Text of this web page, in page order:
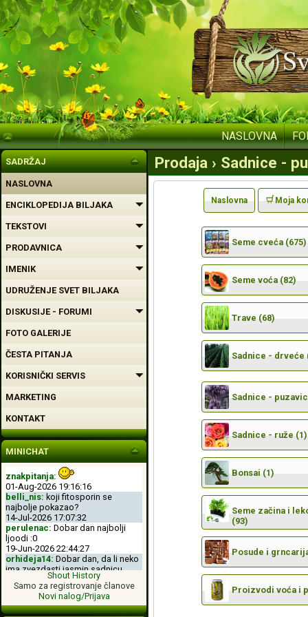
NASLOVNA
SADRŽAJ
NASLOVNA
ENCIKLOPEDIJA BILJAKA
TEKSTOVI
PRODAVNICA
IMENIK
UDRUŽENJE SVET BILJAKA
DISKUSIJE - FORUMI
FOTO GALERIJE
ČESTA PITANJA
KORISNIČKI SERVIS
MARKETING
KONTAKT
MINICHAT
znakpitanja:
01-Aug-2026 19:16:16
belli_nis: koji fitosporin se
najbolje pokazao?
14-Jul-2026 17:07:32
perulenac: Dobar dan najbolji
ljoodi :0
19-Jun-2026 22:44:27
orhideja14: Dobar dan, da li neko
ima zvezdasti jasmin sadnicu.
04-Jun-2026 11:50:00
perulenac:Dobro veche dobri
ljoodi :-D
26-May-2026 23:11:49
Shout History
Samo za registrovanje članove
Novi nalog/Prijava
Prodaja › Sadnice -
Naslovna Moja
Seme cveća (675)
Seme voća (82)
Trave (68)
Sadnice - drveće
Sadnice -
Sadnice - ruže (1)
Bonsai (1)
Seme začina i
(93)
Posude i
Proizvodi voća i